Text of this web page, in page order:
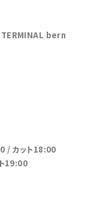
bern
/ カット18:00
19:00